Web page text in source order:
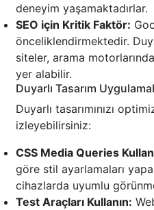
deneyim yaşamaktadırlar.
SEO için Kritik Faktör:
önceliklendirmektedir.
siteler, arama
yer alabilir.
Duyarlı Tasarım
Duyarlı tasarımınızı
izleyebilirsiniz:
CSS Media Queries
göre stil ayarlamaları
cihazlarda uyumlu
Test Araçları Kullanın: